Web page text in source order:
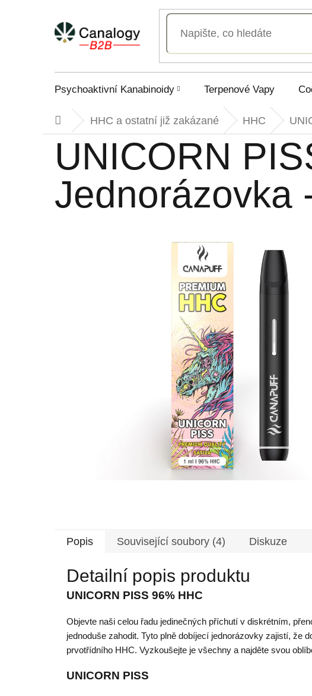
Psychoaktivní Kanabinoidy Terpenové Vapy
DomůHHC a ostatní již zakázané HHC
UNICORN
Jednorázovka
Popis Související soubory (4) Diskuze
Detailní popis produktu
UNICORN PISS 96% HHC
Objevte naši celou řadu jedinečných příchutí v diskrétním,
jednoduše zahodit. Tyto plně dobíjecí jednorázovky zajistí, že
prvotřídního HHC. Vyzkoušejte je všechny a najděte svou
UNICORN PISS